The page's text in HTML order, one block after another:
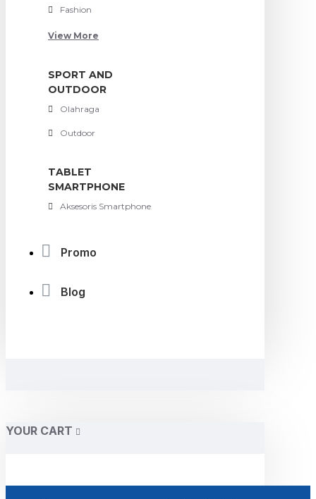
Fashion
View More
SPORT AND
OUTDOOR
Olahraga
Outdoor
TABLET
SMARTPHONE
Aksesoris Smartphone
Promo
Blog
YOUR CART